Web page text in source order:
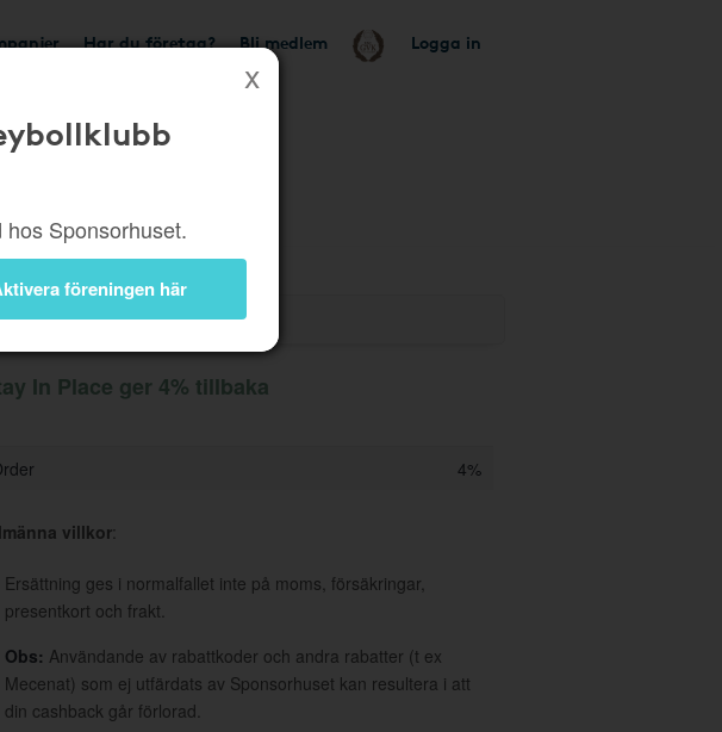
Har du företag? Bli medlem Logga in
Sponsorhuset.
föreningen här
In Place ger 4% tillbaka
4%
villkor:
Ersättning ges i normalfallet inte på moms, försäkringar,
presentkort och frakt.
Obs: Användande av rabattkoder och andra rabatter (t ex
Mecenat) som ej utfärdats av Sponsorhuset kan resultera i att
din cashback går förlorad.